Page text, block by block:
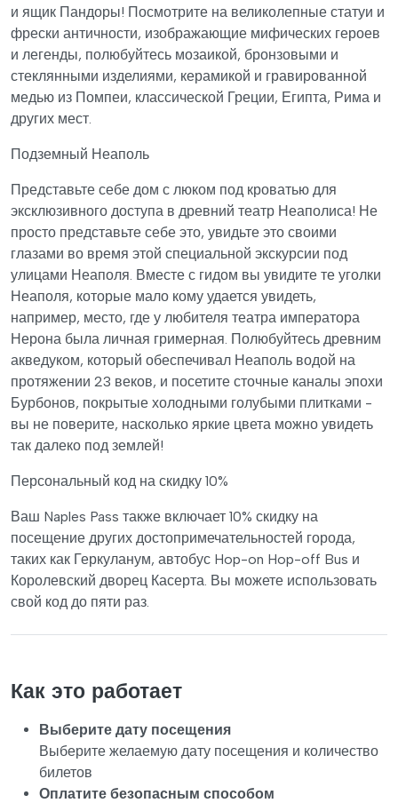
и ящик Пандоры! Посмотрите на великолепные статуи и
фрески античности, изображающие мифических героев
и легенды, полюбуйтесь мозаикой, бронзовыми и
стеклянными изделиями, керамикой и гравированной
медью из Помпеи, классической Греции, Египта, Рима и
других мест.
Подземный Неаполь
Представьте себе дом с люком под кроватью для
эксклюзивного доступа в древний театр Неаполиса! Не
просто представьте себе это, увидьте это своими
глазами во время этой специальной экскурсии под
улицами Неаполя. Вместе с гидом вы увидите те уголки
Неаполя, которые мало кому удается увидеть,
например, место, где у любителя театра императора
Нерона была личная гримерная. Полюбуйтесь древним
акведуком, который обеспечивал Неаполь водой на
протяжении 23 веков, и посетите сточные каналы эпохи
Бурбонов, покрытые холодными голубыми плитками -
вы не поверите, насколько яркие цвета можно увидеть
так далеко под землей!
Персональный код на скидку 10%
Ваш Naples Pass также включает 10% скидку на
посещение других достопримечательностей города,
таких как Геркуланум, автобус Hop-on Hop-off Bus и
Королевский дворец Касерта. Вы можете использовать
свой код до пяти раз.
Как это работает
Выберите дату посещения
Выберите желаемую дату посещения и количество
билетов
Оплатите безопасным способом